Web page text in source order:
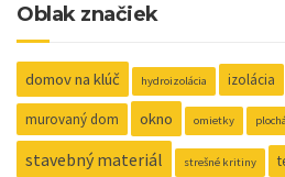
Oblak značiek
domov na klúč hydroizolácia izolácia
murovaný dom okno omietky
stavebný materiál strešné kritiny